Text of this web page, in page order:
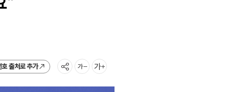
출처로 추가